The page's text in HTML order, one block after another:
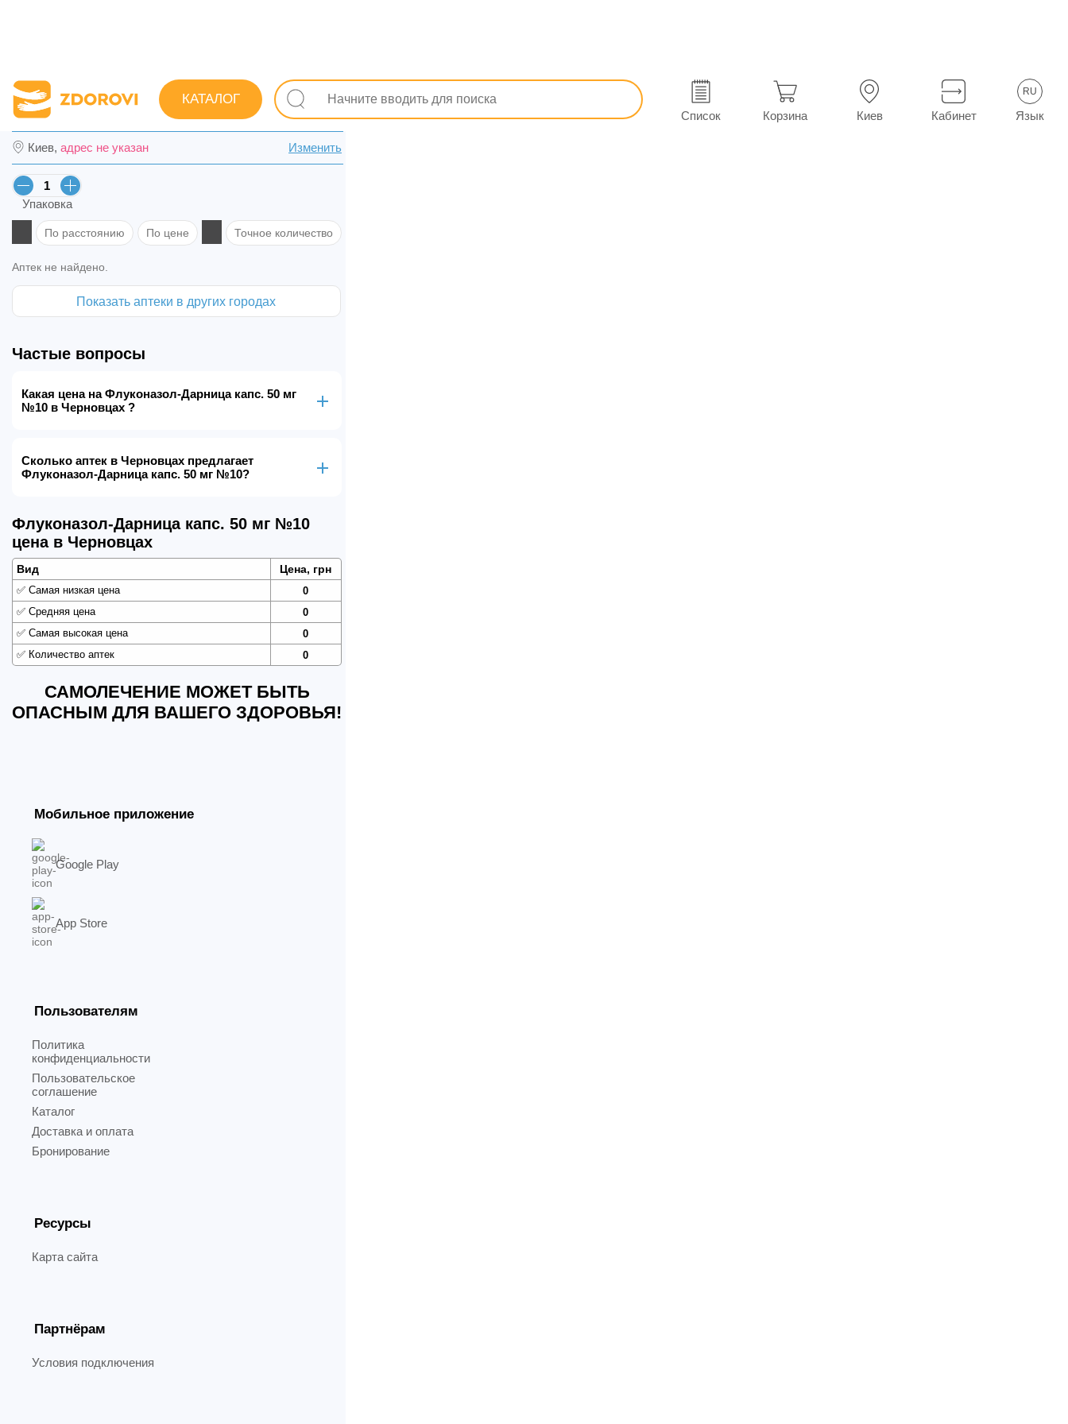
КАТАЛОГ
Список Корзина Киев Кабинет
RU
Язык
Поиск лекарств Лекарства Антибиотики Противогрибковые внутренние Флуконазол-Дарница капс. 50 мг №10
Флуконазол-Дарница капс. 50 мг №10 в Черновцах
Киев, адрес не указан Изменить
Упаковка
По расстоянию По цене Точное количество
Аптек не найдено.
Показать аптеки в других городах
Частые вопросы
Какая цена на Флуконазол-Дарница капс. 50 мг
№10 в Черновцах ?
Сколько аптек в Черновцах предлагает
Флуконазол-Дарница капс. 50 мг №10?
Флуконазол-Дарница капс. 50 мг №10
цена в Черновцах
Вид Цена, грн
✅ Самая низкая цена
0
✅ Средняя цена
0
✅ Самая высокая цена
0
✅ Количество аптек 0
САМОЛЕЧЕНИЕ МОЖЕТ БЫТЬ
ОПАСНЫМ ДЛЯ ВАШЕГО ЗДОРОВЬЯ!
Мобильное приложение
Google Play
App Store
Пользователям
Политика
конфиденциальности
Пользовательское
соглашение
Каталог
Доставка и оплата
Бронирование
Ресурсы
Карта сайта
Партнёрам
Условия подключения